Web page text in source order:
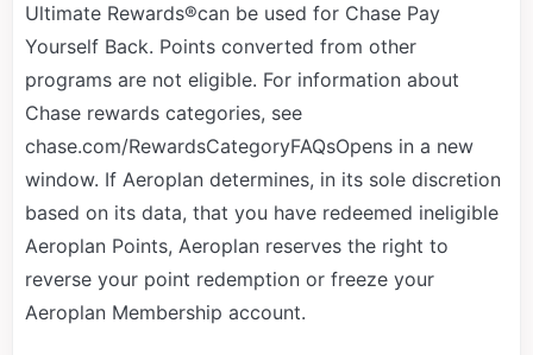
Ultimate Rewards®can be used for Chase Pay
Yourself Back. Points converted from other
programs are not eligible. For information about
Chase rewards categories, see
chase.com/RewardsCategoryFAQsOpens in a new
window. If Aeroplan determines, in its sole discretion
based on its data, that you have redeemed ineligible
Aeroplan Points, Aeroplan reserves the right to
reverse your point redemption or freeze your
Aeroplan Membership account.